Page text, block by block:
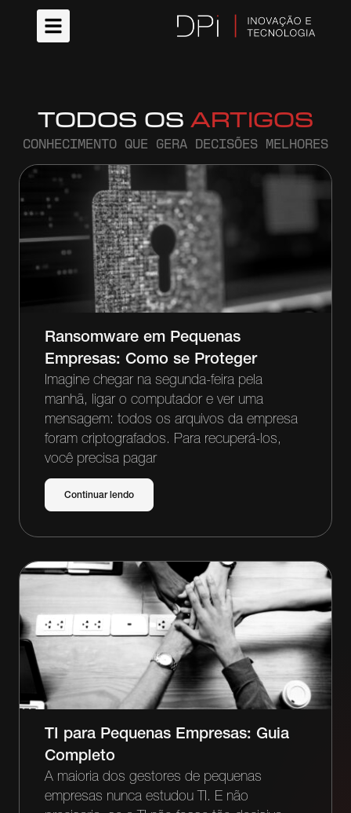
TODOS OS ARTIGOS
CONHECIMENTO QUE GERA DECISÕES MELHORES
Ransomware em Pequenas
Empresas: Como se Proteger
Imagine chegar na segunda-feira pela
manhã, ligar o computador e ver uma
mensagem: todos os arquivos da empresa
foram criptografados. Para recuperá-los,
você precisa pagar
Continuar lendo
TI para Pequenas Empresas: Guia
Completo
A maioria dos gestores de pequenas
empresas nunca estudou TI. E não